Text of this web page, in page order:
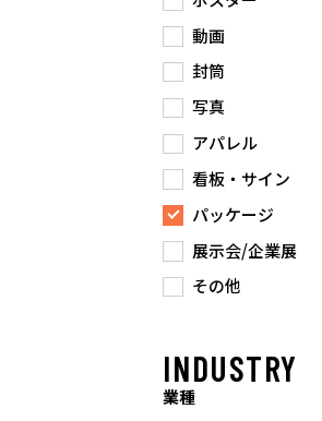
動画
封筒
写真
アパレル
看板・サイン
パッケージ
展示会/企業展
その他
INDUSTRY
業種